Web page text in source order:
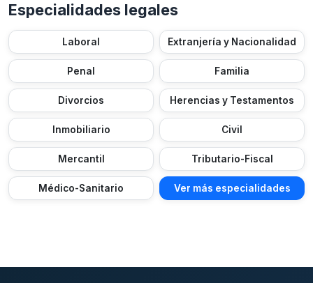
Especialidades legales
Laboral Extranjería y Nacionalidad
Penal Familia
Divorcios Herencias y Testamentos
Inmobiliario Civil
Mercantil Tributario-Fiscal
Médico-Sanitario Ver más especialidades